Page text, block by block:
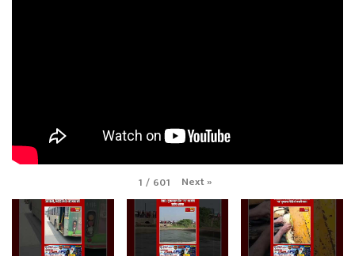
1 / 601 Next»